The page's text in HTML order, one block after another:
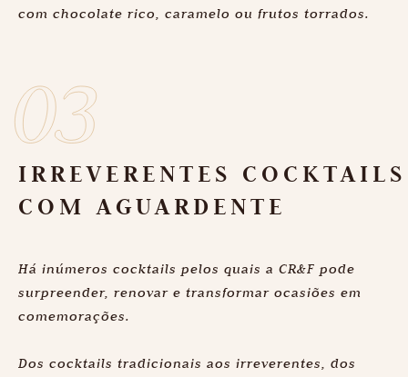
com chocolate rico, caramelo ou frutos torrados.
IRREVERENTES COCKTAILS
COM AGUARDENTE
Há inúmeros cocktails pelos quais a CR&F pode
surpreender, renovar e transformar ocasiões em
comemorações.
Dos cocktails tradicionais aos irreverentes, dos